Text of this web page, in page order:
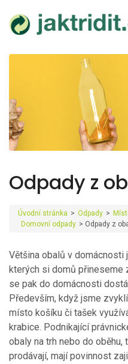
Odpady z
Úvodní stránka > Odpady >
Domovní odpady > Odpady z
Většina obalů v domácnosti
kterých si domů přineseme
se pak do domácnosti
Především, když jsme
místo košíku či tašek
krabice. Podnikající
obaly na trh nebo do oběhu,
prodávají, mají povinnost